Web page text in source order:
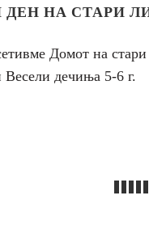
НА СТАРИ
Домот на
дечиња 5-6 г.